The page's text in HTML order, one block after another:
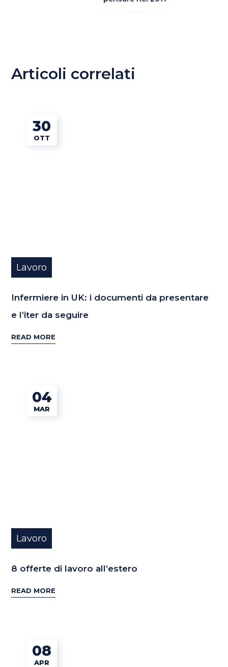
Articoli correlati
30
OTT
Lavoro
Infermiere in UK: i documenti da presentare
e l’iter da seguire
READ MORE
04
MAR
Lavoro
8 offerte di lavoro all’estero
READ MORE
08
APR